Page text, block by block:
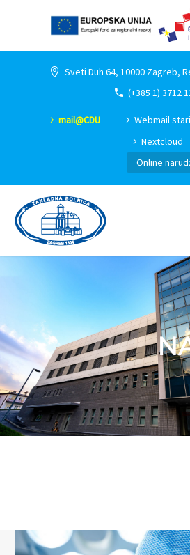
Sveti Duh 64, 10000 Zagreb,
(+385 1) 3712
mail@CDU Webmail stari
Nextcloud
Online